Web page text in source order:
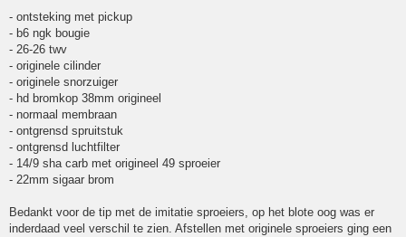
- ontsteking met pickup
- b6 ngk bougie
- 26-26 twv
- originele cilinder
- originele snorzuiger
- hd bromkop 38mm origineel
- normaal membraan
- ontgrensd spruitstuk
- ontgrensd luchtfilter
- 14/9 sha carb met origineel 49 sproeier
- 22mm sigaar brom
Bedankt voor de tip met de imitatie sproeiers, op het blote oog was er
inderdaad veel verschil te zien. Afstellen met originele sproeiers ging een